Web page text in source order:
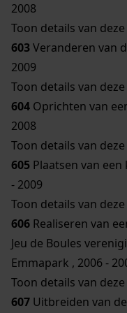
2008
Toon details van
603Veranderen van
2009
Toon details van
604 Oprichten van
2008
Toon details van
605 Plaatsen van
- 2009
Toon details van
606 Realiseren van
Jeu de Boules
Emmapark , 2006 -
Toon details van
607 Uitbreiden van